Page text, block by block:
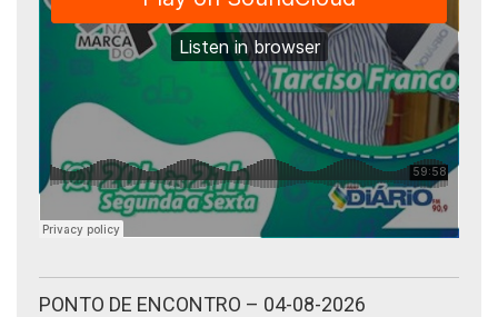
PONTO DE ENCONTRO – 04-08-2026